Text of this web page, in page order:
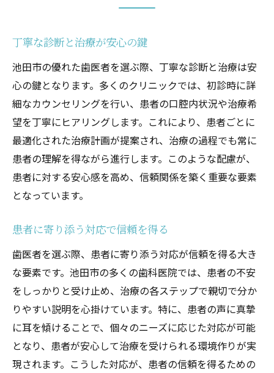
丁寧な診断と治療が安心の鍵
池田市の優れた歯医者を選ぶ際、丁寧な診断と治療は安
心の鍵となります。多くのクリニックでは、初診時に詳
細なカウンセリングを行い、患者の口腔内状況や治療希
望を丁寧にヒアリングします。これにより、患者ごとに
最適化された治療計画が提案され、治療の過程でも常に
患者の理解を得ながら進行します。このような配慮が、
患者に対する安心感を高め、信頼関係を築く重要な要素
となっています。
患者に寄り添う対応で信頼を得る
歯医者を選ぶ際、患者に寄り添う対応が信頼を得る大き
な要素です。池田市の多くの歯科医院では、患者の不安
をしっかりと受け止め、治療の各ステップで親切で分か
りやすい説明を心掛けています。特に、患者の声に真摯
に耳を傾けることで、個々のニーズに応じた対応が可能
となり、患者が安心して治療を受けられる環境作りが実
現されます。こうした対応が、患者の信頼を得るための